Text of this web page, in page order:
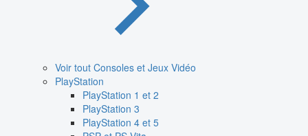
Voir tout Consoles et Jeux Vidéo
PlayStation
PlayStation 1 et 2
PlayStation 3
PlayStation 4 et 5